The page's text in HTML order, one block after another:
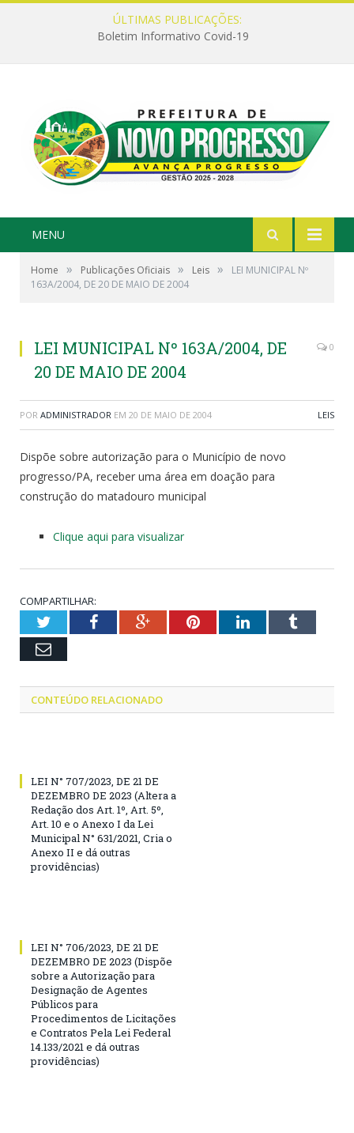
ÚLTIMAS PUBLICAÇÕES:
Boletim Informativo Covid-19
MENU
Home » Publicações Oficiais » Leis »
LEI MUNICIPAL Nº
163A/2004, DE 20 DE MAIO DE 2004
LEI MUNICIPAL Nº 163A/2004, DE
20 DE MAIO DE 2004
0
POR ADMINISTRADOR EM 20 DE MAIO DE 2004 LEIS
Dispõe sobre autorização para o Município de novo
progresso/PA, receber uma área em doação para
construção do matadouro municipal
Clique aqui para visualizar
COMPARTILHAR:
TwitterFacebookGoogle+PinterestLinkedInTumblr
Email
CONTEÚDO RELACIONADO
LEI N° 707/2023, DE 21 DE
DEZEMBRO DE 2023 (Altera a
Redação dos Art. 1º, Art. 5º,
Art. 10 e o Anexo I da Lei
Municipal N° 631/2021, Cria o
Anexo II e dá outras
providências)
LEI N° 706/2023, DE 21 DE
DEZEMBRO DE 2023 (Dispõe
sobre a Autorização para
Designação de Agentes
Públicos para
Procedimentos de Licitações
e Contratos Pela Lei Federal
14.133/2021 e dá outras
providências)